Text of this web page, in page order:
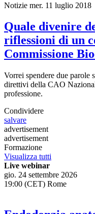
Notizie mer. 11 luglio 2018
Quale divenire
riflessioni di un
Commissione
Vorrei spendere due parole
direttivi della CAO
professione.
Condividere
salvare
advertisement
advertisement
Formazione
Visualizza tutti
Live webinar
gio. 24 settembre 2026
19:00 (CET) Rome